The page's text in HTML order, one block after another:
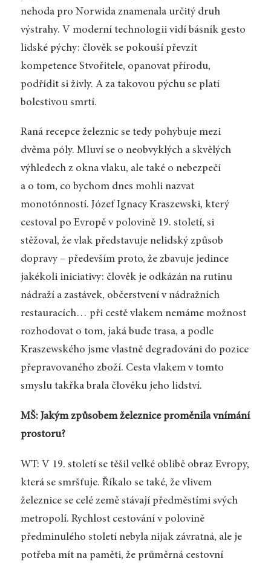
nehoda pro Norwida znamenala určitý druh
výstrahy. V moderní technologii vidí básník gesto
lidské pýchy: člověk se pokouší převzít
kompetence Stvořitele, opanovat přírodu,
podřídit si živly. A za takovou pýchu se platí
bolestivou smrtí.
Raná recepce železnic se tedy pohybuje mezi
dvěma póly. Mluví se o neobvyklých a skvělých
výhledech z okna vlaku, ale také o nebezpečí
a o tom, co bychom dnes mohli nazvat
monotónností. Józef Ignacy Kraszewski, který
cestoval po Evropě v polovině 19. století, si
stěžoval, že vlak představuje nelidský způsob
dopravy – především proto, že zbavuje jedince
jakékoli iniciativy: člověk je odkázán na rutinu
nádraží a zastávek, občerstvení v nádražních
restauracích… při cestě vlakem nemáme možnost
rozhodovat o tom, jaká bude trasa, a podle
Kraszewského jsme vlastně degradováni do pozice
přepravovaného zboží. Cesta vlakem v tomto
smyslu takřka brala člověku jeho lidství.
MŠ: Jakým způsobem železnice proměnila vnímání
prostoru?
WT: V 19. století se těšil velké oblibě obraz Evropy,
která se smršťuje. Říkalo se také, že vlivem
železnice se celé země stávají předměstími svých
metropolí. Rychlost cestování v polovině
předminulého století nebyla nijak závratná, ale je
potřeba mít na paměti, že průměrná cestovní